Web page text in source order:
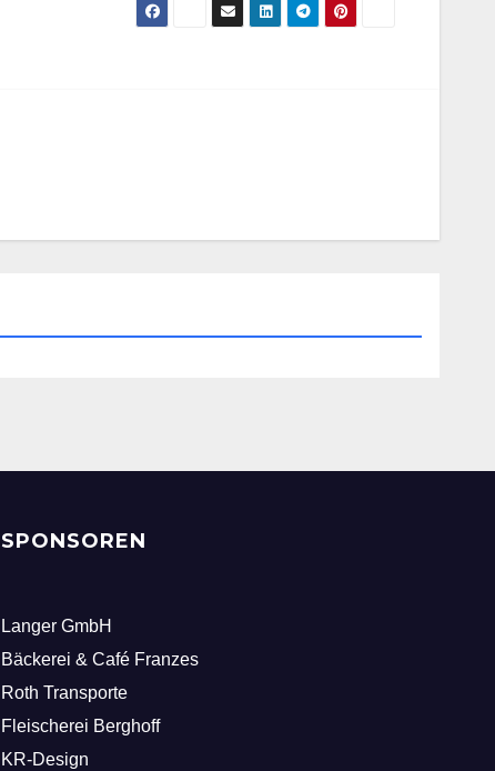
SPONSOREN
Langer GmbH
Bäckerei & Café Franzes
Roth Transporte
Fleischerei Berghoff
KR-Design